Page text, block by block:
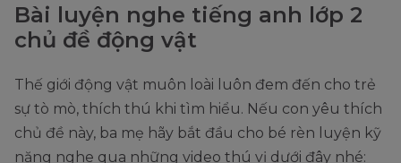
Bài luyện nghe tiếng anh lớp 2
chủ đề động vật
Thế giới động vật muôn loài luôn đem đến cho trẻ
sự tò mò, thích thú khi tìm hiểu. Nếu con yêu thích
chủ đề này, ba mẹ hãy bắt đầu cho bé rèn luyện kỹ
năng nghe qua những video thú vị dưới đây nhé: